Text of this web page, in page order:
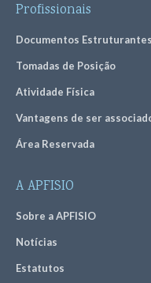
Profissionais
Documentos Estruturantes
Tomadas de Posição
Atividade Física
Vantagens de ser
Área Reservada
A APFISIO
Sobre a APFISIO
Notícias
Estatutos